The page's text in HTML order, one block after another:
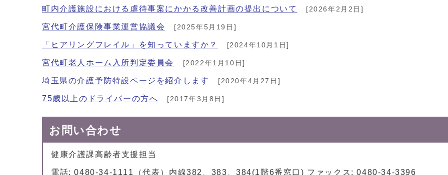
町内介護施設における虐待事案にかかる改善計画の提出について [2026年2月2日]
宮代町介護保険事業運営協議会 [2025年5月19日]
「ヒアリングフレイル」を知っていますか？ [2024年10月1日]
宮代町老人ホーム入所判定委員会 [2022年1月10日]
埼玉県の介護予防特設ページを紹介します [2020年4月27日]
75歳以上のドライバーの方へ [2017年3月8日]
お問い合わせ
健康介護課高齢者支援担当
電話: 0480-34-1111（代表）内線382、383、384(1階6番窓口) ファックス: 0480-34-3396